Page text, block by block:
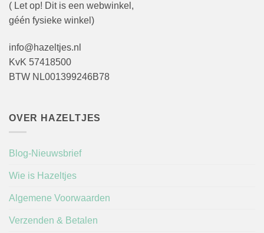
( Let op! Dit is een webwinkel,
géén fysieke winkel)
info@hazeltjes.nl
KvK 57418500
BTW NL001399246B78
OVER HAZELTJES
Blog-Nieuwsbrief
Wie is Hazeltjes
Algemene Voorwaarden
Verzenden & Betalen